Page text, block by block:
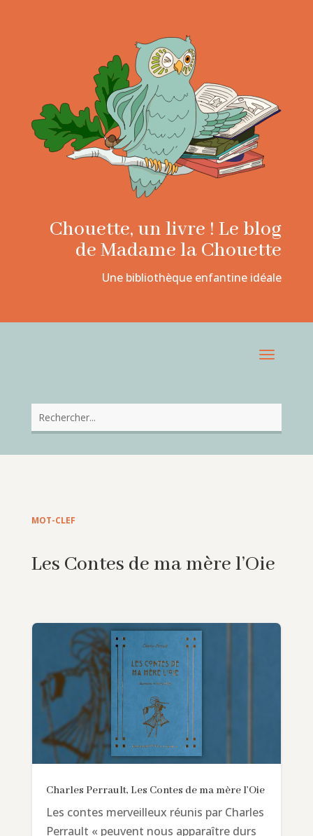
Chouette, un livre ! Le blog
de Madame la Chouette
Une bibliothèque enfantine idéale
MOT-CLEF
Les Contes de ma mère l’Oie
Charles Perrault, Les Contes de ma mère l’Oie
Les contes merveilleux réunis par Charles
Perrault « peuvent nous apparaître durs